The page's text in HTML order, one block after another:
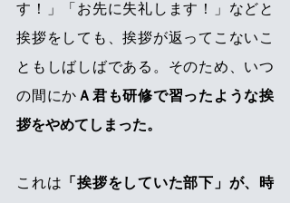
す！」「お先に失礼します！」などと
挨拶をしても、挨拶が返ってこないこ
ともしばしばである。そのため、いつ
の間にか Ａ君も研修で習ったような挨
拶をやめてしまった。
これは 「挨拶をしていた部下」が、時